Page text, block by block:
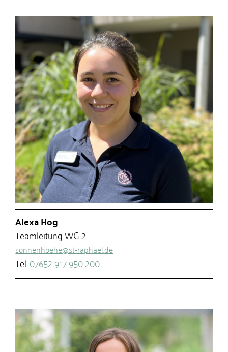
Alexa Hog
Teamleitung WG 2
sonnenhoehe@st-raphael.de
Tel.07652 917 950 200